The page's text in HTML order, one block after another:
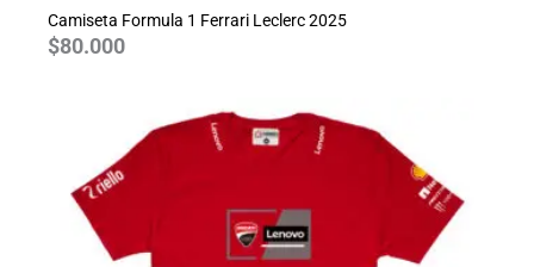
Camiseta Formula 1 Ferrari Leclerc 2025
$80.000